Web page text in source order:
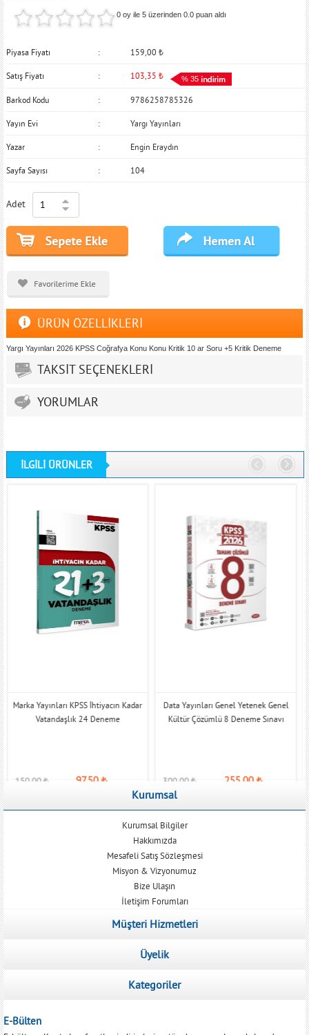
0 oy ile 5 üzerinden0.0 puan aldı
Piyasa Fiyatı 159,00 ₺
Satış Fiyatı 103,35 ₺ % 35
Barkod Kodu 9786258785326
Yayın Evi Yargı Yayınları
Yazar Engin Eraydın
Sayfa Sayısı 104
Adet
ÜRÜN ÖZELLİKLERİ
Yargı Yayınları 2026 KPSS Coğrafya Konu Konu Kritik 10 ar Soru +5 Kritik Deneme
TAKSİT SEÇENEKLERİ
YORUMLAR
İLGİLİ ÜRÜNLER
Marka Yayınları KPSS İhtiyacın Kadar
Vatandaşlık 24 Deneme
150,00₺ 97,50₺
Data Yayınları Genel Yetenek Genel
Kültür Çözümlü 8 Deneme Sınavı
300,00₺ 255,00₺
Kurumsal
Kurumsal Bilgiler
Hakkımızda
Mesafeli Satış Sözleşmesi
Misyon & Vizyonumuz
Bize Ulaşın
İletişim Forumları
Müşteri Hizmetleri
Üyelik
Kategoriler
E-Bülten